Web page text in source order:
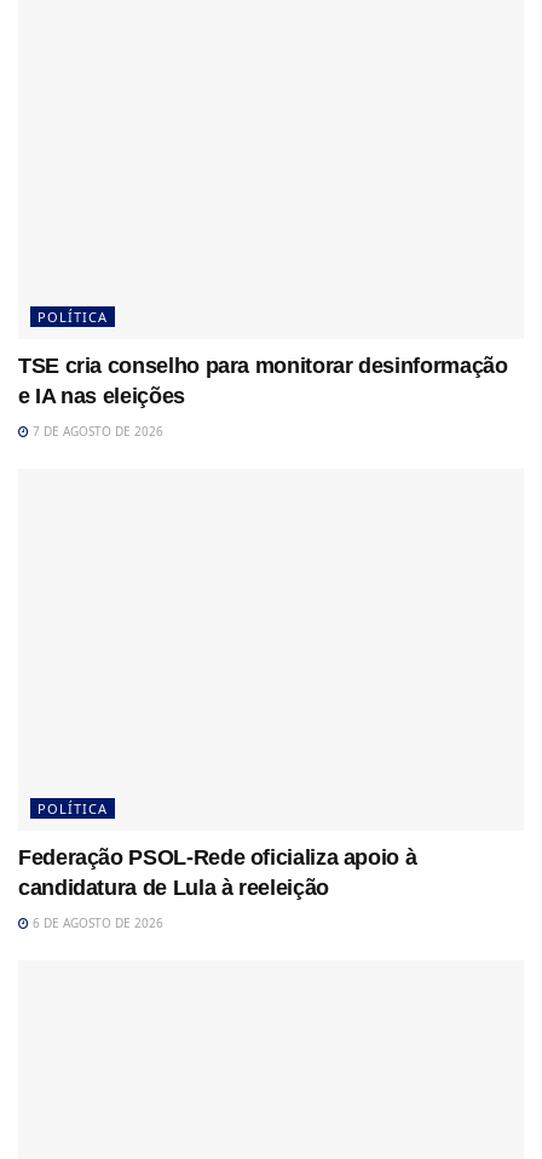
POLÍTICA
TSE cria conselho para monitorar desinformação
e IA nas eleições
7 DE AGOSTO DE 2026
POLÍTICA
Federação PSOL-Rede oficializa apoio à
candidatura de Lula à reeleição
6 DE AGOSTO DE 2026